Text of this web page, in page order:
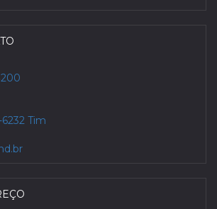
Tim